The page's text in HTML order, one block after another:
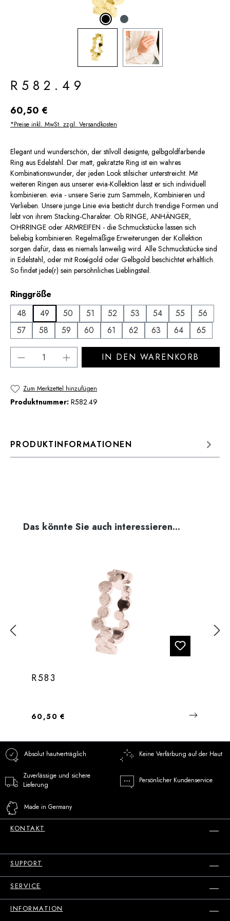
R582.49
Regulärer Preis:
60,50 €
*Preise inkl. MwSt. zzgl. Versandkosten
Elegant und wunderschön, der stilvoll designte, gelbgoldfarbende
Ring aus Edelstahl. Der matt, gekratzte Ring ist ein wahres
Kombinationswunder, der jeden Look stilsicher unterstreicht. Mit
weiteren Ringen aus unserer evia-Kollektion lässt er sich individuell
kombinieren. evia - unsere Serie zum Sammeln, Kombinieren und
Verlieben. Unsere junge Linie evia besticht durch trendige Formen und
lebt von ihrem Stacking-Charakter. Ob RINGE, ANHÄNGER,
OHRRINGE oder ARMREIFEN - die Schmuckstücke lassen sich
beliebig kombinieren. Regelmäßige Erweiterungen der Kollektion
sorgen dafür, dass es niemals lanweilig wird. Alle Schmuckstücke sind
in Edelstahl, oder mit Roségold oder Gelbgold beschichtet erhältlich.
So findet jede(r) sein persöhnliches Lieblingsteil.
Ringgröße
48
49 50 51 52 53 54 55
56
57
58 59 60 61 62 63 64 65
Produkt Anzahl: Gib den gewünschten
IN DEN WARENKORB
Zum Merkzettel hinzufügen
Produktnummer: R582.49
PRODUKTINFORMATIONEN
Produktgalerie überspringen
Das könnte Sie auch interessieren...
R583
Regulärer Preis:
60,50 €
Absolut hautverträglich Keine Verfärbung auf der Haut
Zuverlässige und sichere
Lieferung
Persönlicher Kundenservice
Made in Germany
KONTAKT
SUPPORT
SERVICE
INFORMATION